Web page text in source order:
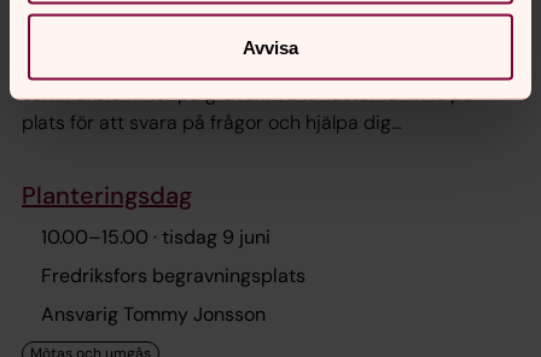
Avvisa
sommarblommor på graven. Vaktmästarna finns på
plats för att svara på frågor och hjälpa dig
Planteringsdag
10.00–15.00 · tisdag 9 juni
Fredriksfors begravningsplats
Ansvarig Tommy Jonsson